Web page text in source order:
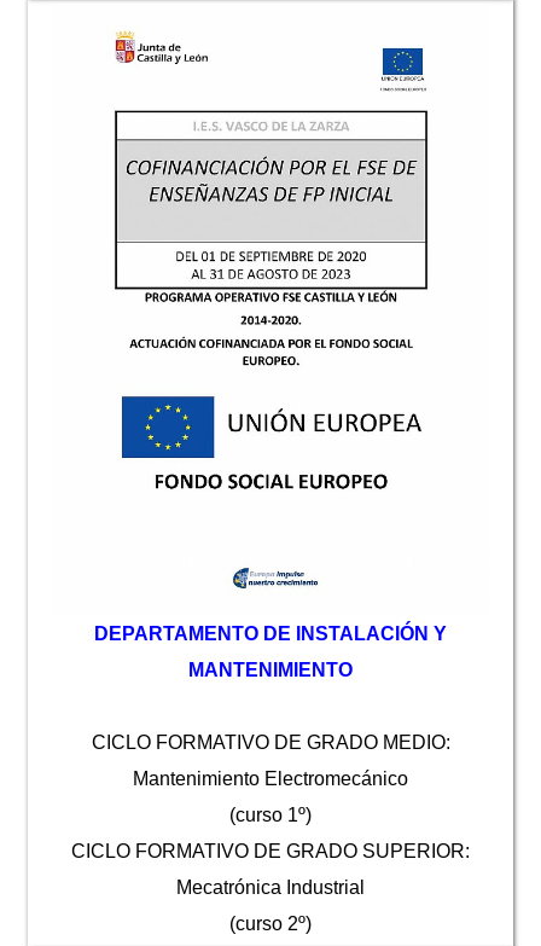
D EPARTAMENTO DE INSTALACIÓN Y
MANTENIMIENTO
CICLO FORMATIVO DE GRADO MEDIO:
Mantenimiento Electromecánico
(curso 1º)
CICLO FORMATIVO DE GRADO SUPERIOR:
Mecatrónica Industrial
(curso 2º)